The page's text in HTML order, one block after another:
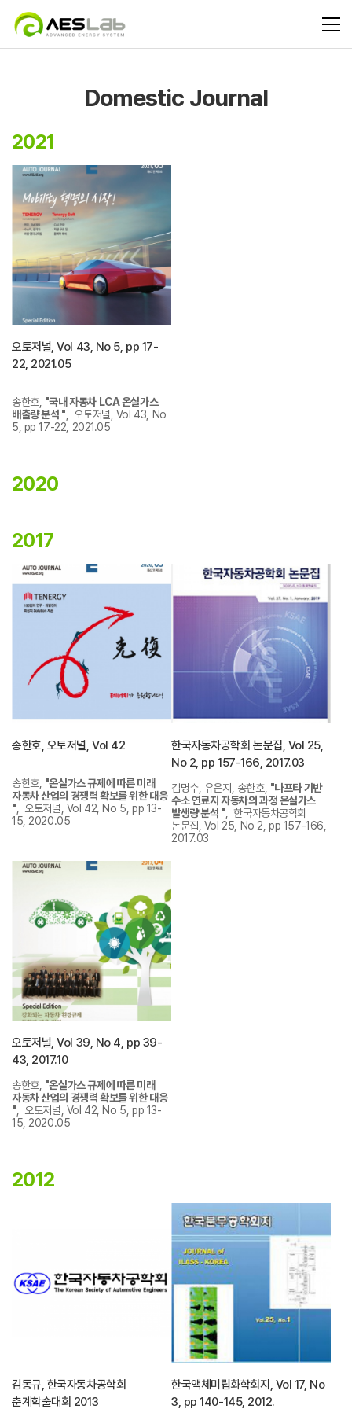
Domestic Journal
2021
오토저널, Vol 43, No 5, pp 17-
22, 2021.05
송한호, "국내 자동차 LCA 온실가스
배출량 분석 " , 오토저널, Vol 43, No
5, pp 17-22, 2021.05
2020
2017
송한호, 오토저널, Vol 42
송한호, "온실가스 규제에 따른 미래
자동차 산업의 경쟁력 확보를 위한 대응
" , 오토저널, Vol 42, No 5, pp 13-
15, 2020.05
한국자동차공학회 논문집, Vol 25,
No 2, pp 157-166, 2017.03
김명수, 유은지, 송한호, "나프타 기반
수소 연료지 자동차의 과정 온실가스
발생량 분석 " , 한국자동차공학회
논문집, Vol 25, No 2, pp 157-166,
2017.03
오토저널, Vol 39, No 4, pp 39-
43, 2017.10
송한호, "온실가스 규제에 따른 미래
자동차 산업의 경쟁력 확보를 위한 대응
", 오토저널, Vol 42, No 5, pp 13-
15, 2020.05
2012
김동규, 한국자동차공학회
춘계학술대회 2013
한국액체미립화학회지, Vol 17, No
3, pp 140-145, 2012.